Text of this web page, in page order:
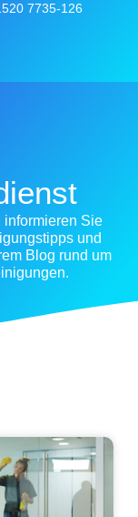
7735-126
informieren Sie
und
Blog rund um